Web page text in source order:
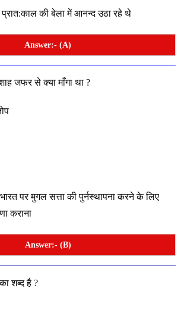
की बेला में आनन्द उठा रहे थे
Answer:- (A)
जफर से क्या माँगा था ?
पर मुगल सत्ता की पुर्नस्थापना करने केलिए
कराना
Answer:- (B)
शब्द है ?